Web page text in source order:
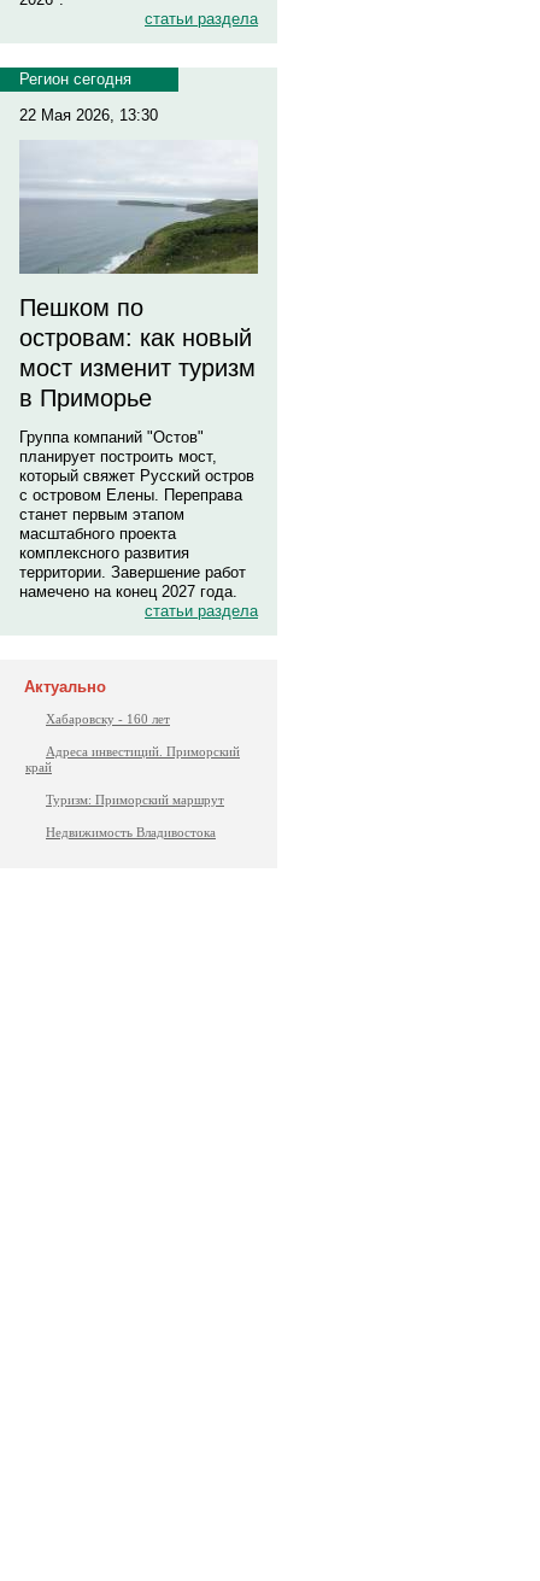
статьи раздела
Регион сегодня
22 Мая 2026, 13:30
Пешком по
островам: как новый
мост изменит туризм
в Приморье
Группа компаний "Остов"
планирует построить мост,
который свяжет Русский остров
с островом Елены. Переправа
станет первым этапом
масштабного проекта
комплексного развития
территории. Завершение работ
намечено на конец 2027 года.
статьи раздела
Актуально
Хабаровску - 160 лет
Адреса инвестиций. Приморский
край
Туризм: Приморский маршрут
Недвижимость Владивостока